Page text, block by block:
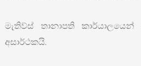
මැතිව්ස් තානාපති
අසාර්ථකයි.